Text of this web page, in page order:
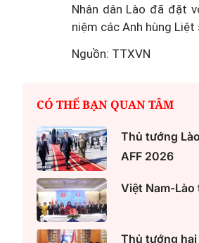
Nhân dân Lào đã đặt
niệm các Anh hùng Liệt
Nguồn: TTXVN
CÓ THỂ BẠN QUAN TÂM
Thủ tướng
AFF 2026
Việt Nam-Lào
Thủ tướng